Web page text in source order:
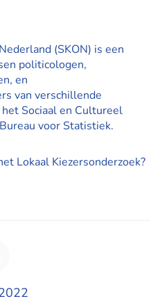
(SKON) is een
politicologen,
en
van verschillende
Sociaal en Cultureel
voor Statistiek.
Lokaal Kiezersonderzoek?